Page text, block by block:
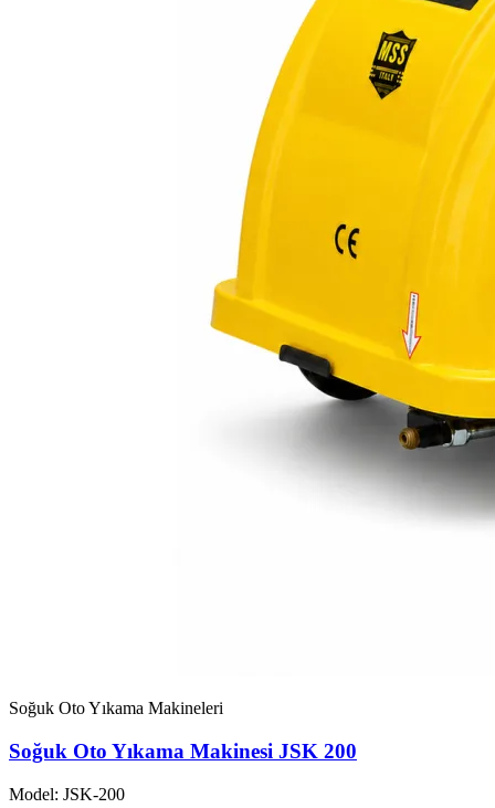
Soğuk Oto Yıkama Makineleri
Soğuk Oto Yıkama Makinesi JSK 200
Model: JSK-200